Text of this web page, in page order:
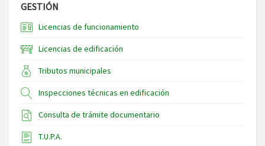
GESTIÓN
Licencias de funcionamiento
Licencias de edificación
Tributos municipales
Inspecciones técnicas en edificación
Consulta de trámite documentario
T.U.P.A.